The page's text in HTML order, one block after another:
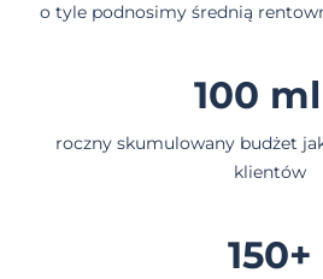
o tyle podnosimy średnią
100
roczny skumulowany budżet
klientów
150+